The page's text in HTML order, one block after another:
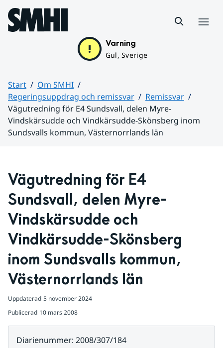
Hoppa till sidans innehåll
Varning
Gul, Sverige
Start
Om SMHI
Regeringsuppdrag och remissvar
Remissvar
Vägutredning för E4 Sundsvall, delen Myre-
Vindskärsudde och Vindkärsudde-Skönsberg inom
Sundsvalls kommun, Västernorrlands län
Vägutredning för E4
Sundsvall, delen Myre-
Vindskärsudde och
Vindkärsudde-Skönsberg
inom Sundsvalls kommun,
Västernorrlands län
Uppdaterad 5 november 2024
Publicerad 10 mars 2008
Diarienummer: 2008/307/184